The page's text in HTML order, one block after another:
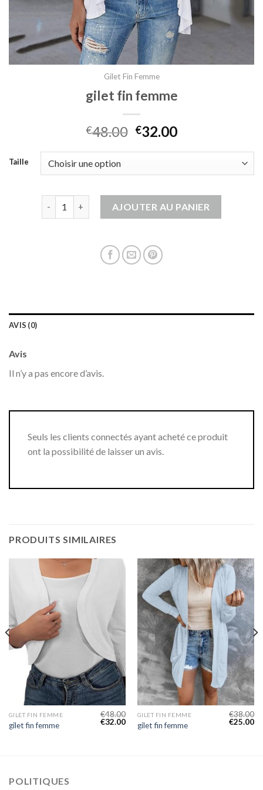
Gilet Fin Femme
gilet fin femme
€48.00 €32.00
Taille
AJOUTER AU PANIER
AVIS (0)
Avis
Il n’y a pas encore d’avis.
Seuls les clients connectés ayant acheté ce produit
ont la possibilité de laisser un avis.
PRODUITS SIMILAIRES
GILET FIN FEMME
gilet fin femme
€48.00
€32.00
GILET FIN FEMME
gilet fin femme
€38.00
€25.00
POLITIQUES